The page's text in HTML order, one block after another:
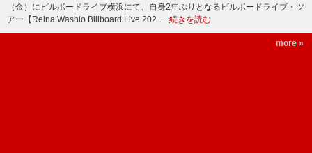
（金）にビルボードライブ横浜にて、自身2年ぶりとなるビルボードライブ・ツ
アー【Reina Washio Billboard Live 202 … 続きを読む
more »